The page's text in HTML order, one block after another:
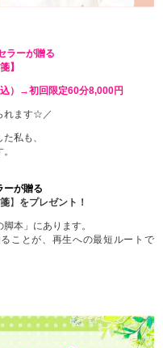
ラーが贈る
】
）→初回限定60分8,000円
れます☆／
私も、
ーが贈る
】 をプレゼント！
本」にあります。
ことが、再生への最短ルートで